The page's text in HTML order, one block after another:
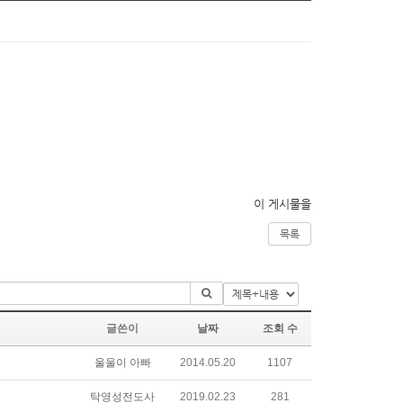
이 게시물을
목록
글쓴이 날짜 조회 수
울울이 아빠 2014.05.20 1107
탁영성전도사 2019.02.23 281